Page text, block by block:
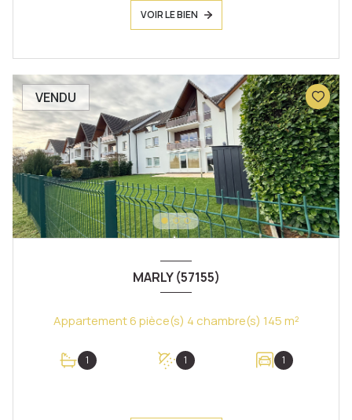
VOIR LE BIEN
VENDU
MARLY (57155)
Appartement 6 pièce(s) 4 chambre(s) 145 m²
1 1 1